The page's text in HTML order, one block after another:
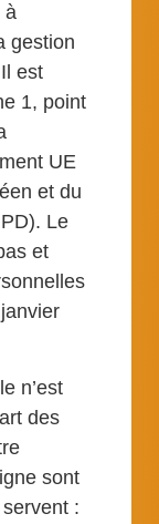
à
gestion
est
1, point
UE
et du
Le
et
n’est
des
sont
: